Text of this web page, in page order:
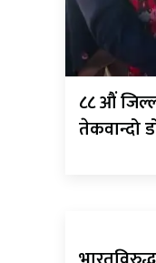
८८ औं
तेकवान्दो